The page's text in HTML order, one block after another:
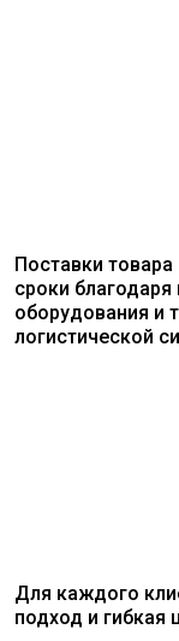
Поставки
сроки
оборудования и
логистической
Для каждого
подход и гибкая